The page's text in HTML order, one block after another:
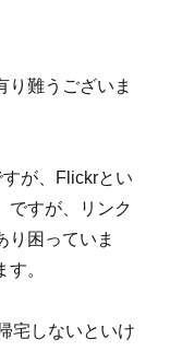
り難うございま
が、Flickrとい
ですが、リンク
り困っていま
。
宅しないといけ